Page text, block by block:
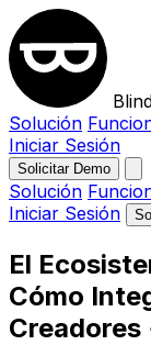
Solución
Iniciar Sesión
Solicitar Demo
Solución
Iniciar Sesión
El
Cómo
Creadores